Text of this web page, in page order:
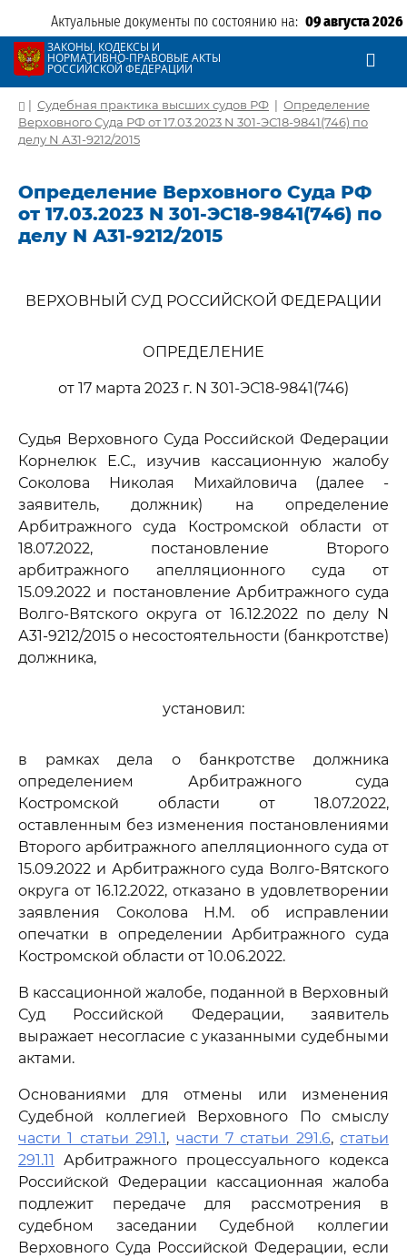
Актуальные документы по состоянию на: 09 августа 2026
ЗАКОНЫ, КОДЕКСЫ И
НОРМАТИВНО-ПРАВОВЫЕ АКТЫ
РОССИЙСКОЙ ФЕДЕРАЦИИ
| Судебная практика высших судов РФ | Определение
Верховного Суда РФ от 17.03.2023 N 301-ЭС18-9841(746) по
делу N А31-9212/2015
Определение Верховного Суда РФ
от 17.03.2023 N 301-ЭС18-9841(746) по
делу N А31-9212/2015
ВЕРХОВНЫЙ СУД РОССИЙСКОЙ ФЕДЕРАЦИИ
ОПРЕДЕЛЕНИЕ
от 17 марта 2023 г. N 301-ЭС18-9841(746)
Судья Верховного Суда Российской Федерации
Корнелюк Е.С., изучив кассационную жалобу
Соколова Николая Михайловича (далее -
заявитель, должник) на определение
Арбитражного суда Костромской области от
18.07.2022, постановление Второго
арбитражного апелляционного суда от
15.09.2022 и постановление Арбитражного суда
Волго-Вятского округа от 16.12.2022 по делу N
А31-9212/2015 о несостоятельности (банкротстве)
должника,
установил:
в рамках дела о банкротстве должника
определением Арбитражного суда
Костромской области от 18.07.2022,
оставленным без изменения постановлениями
Второго арбитражного апелляционного суда от
15.09.2022 и Арбитражного суда Волго-Вятского
округа от 16.12.2022, отказано в удовлетворении
заявления Соколова Н.М. об исправлении
опечатки в определении Арбитражного суда
Костромской области от 10.06.2022.
В кассационной жалобе, поданной в Верховный
Суд Российской Федерации, заявитель
выражает несогласие с указанными судебными
актами.
Основаниями для отмены или изменения
Судебной коллегией Верховного По смыслу
части 1 статьи 291.1, части 7 статьи 291.6, статьи
291.11
Арбитражного процессуального кодекса
Российской Федерации кассационная жалоба
подлежит передаче для рассмотрения в
судебном заседании Судебной коллегии
Верховного Суда Российской Федерации, если